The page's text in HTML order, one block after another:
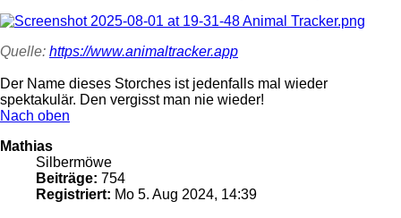
Quelle: https://www.animaltracker.app
Der Name dieses Storches ist jedenfalls mal wieder
spektakulär. Den vergisst man nie wieder!
Nach oben
Mathias
Silbermöwe
Beiträge: 754
Registriert: Mo 5. Aug 2024, 14:39